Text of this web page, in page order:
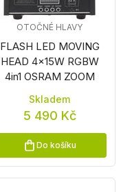
FLASH LED MOVING
HEAD 4x15W RGBW
4in1 OSRAM ZOOM
OTOČNÉ HLAVY
Skladem
5 490 Kč
Do košíku